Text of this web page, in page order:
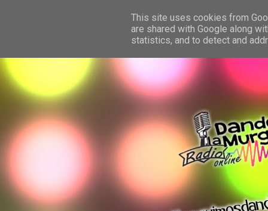
This site uses cookies from
are shared with Google along
statistics, and to detect and